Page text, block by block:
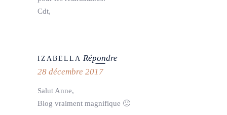
Cdt,
IZABELLA Répondre
28 décembre 2017
Salut Anne,
Blog vraiment magnifique 🙂